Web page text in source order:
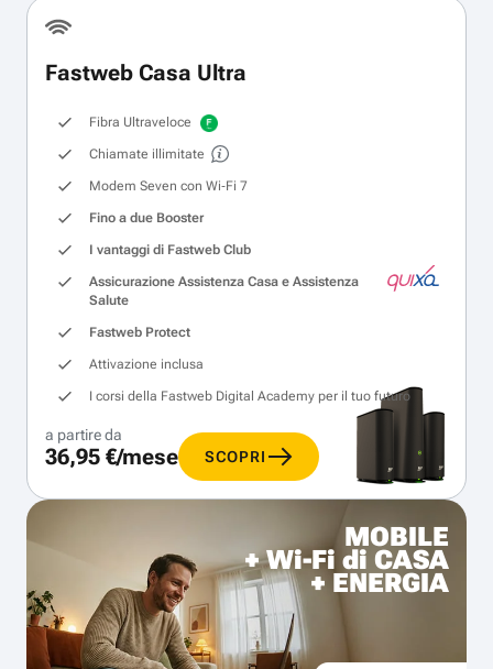
Fastweb Casa Ultra
Fibra Ultraveloce
Chiamate illimitate
Modem Seven con Wi‑Fi 7
Fino a due Booster
I vantaggi di Fastweb Club
Assicurazione Assistenza Casa e Assistenza
Salute
Fastweb Protect
Attivazione inclusa
I corsi della Fastweb Digital Academy per il tuo futuro
a partire da
36,95 €/mese SCOPRI
MOBILE
+ Wi-Fi di CASA
+ ENERGIA